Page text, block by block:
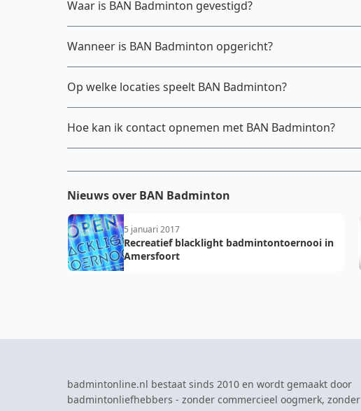
Waar is BAN Badminton gevestigd?
Wanneer is BAN Badminton opgericht?
Op welke locaties speelt BAN Badminton?
Hoe kan ik contact opnemen met BAN Badminton?
Nieuws over BAN Badminton
5 januari 2017
Recreatief blacklight badmintontoernooi in
Amersfoort
badmintonline.nl bestaat sinds 2010 en wordt gemaakt door
badmintonliefhebbers - zonder commercieel oogmerk, zonder